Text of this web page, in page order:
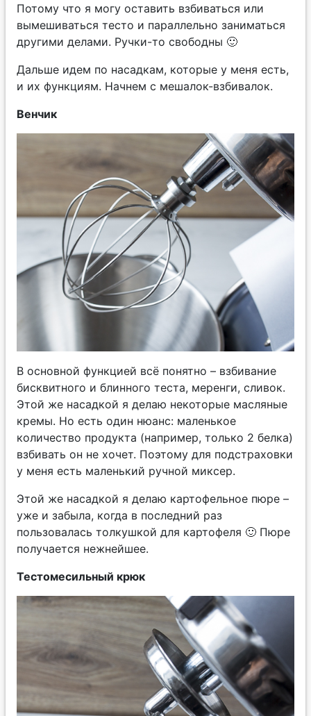
Потому что я могу оставить взбиваться или
вымешиваться тесто и параллельно заниматься
другими делами. Ручки-то свободны 🙂
Дальше идем по насадкам, которые у меня есть,
и их функциям. Начнем с мешалок-взбивалок.
Венчик
В основной функцией всё понятно – взбивание
бисквитного и блинного теста, меренги, сливок.
Этой же насадкой я делаю некоторые масляные
кремы. Но есть один нюанс: маленькое
количество продукта (например, только 2 белка)
взбивать он не хочет. Поэтому для подстраховки
у меня есть маленький ручной миксер.
Этой же насадкой я делаю картофельное пюре –
уже и забыла, когда в последний раз
пользовалась толкушкой для картофеля 🙂 Пюре
получается нежнейшее.
Тестомесильный крюк